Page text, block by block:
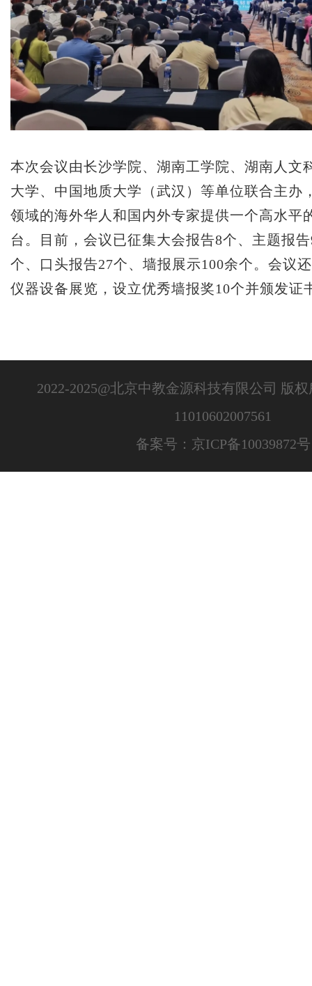
本次会议由长沙学院、湖南工学院、湖南人文
大学、中国地质大学（武汉）等单位联合主办
领域的海外华人和国内外专家提供一个高水平
台。目前，会议已征集大会报告8个、主题报
个、口头报告27个、墙报展示100余个。会议
仪器设备展览，设立优秀墙报奖10个并颁发证
2022-2025@北京中教金源科技有限公司 版
11010602007561
备案号：京ICP备10039872号